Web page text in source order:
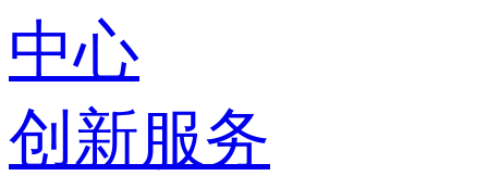
中心
创新服务